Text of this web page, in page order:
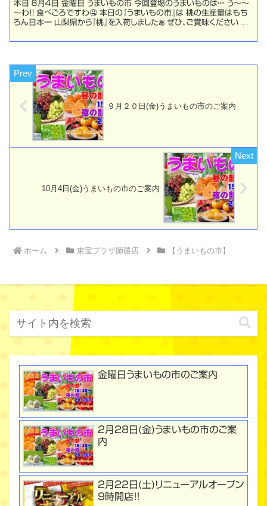
本日 ８月４日 金曜日 うまいもの市 今回登場のうまいものは・・・ う～～
～わ！！ 食べごろですわ🤤 本日の『うまいもの市』は 桃の生産量はもち
ろん日本一 山梨県から『桃』を入荷しましたぁ ぜひ、ご賞味ください お
９月２０日(金)うまいもの市のご案内
10月4日(金)うまいもの市のご案内
ホーム 東宝プラザ師勝店 【うまいもの市】
金曜日うまいもの市のご案内
２月２8日(金)うまいもの市のご案
内
２月２２日(土)リニューアルオープン
９時開店！！